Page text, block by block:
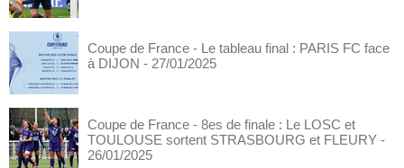
Coupe de France - Le tableau final : PARIS FC face
à DIJON - 27/01/2025
Coupe de France - 8es de finale : Le LOSC et
TOULOUSE sortent STRASBOURG et FLEURY -
26/01/2025